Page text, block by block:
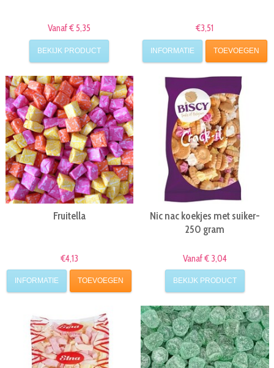
Vanaf € 5,35
BEKIJK PRODUCT
€3,51
INFORMATIE TOEVOEGEN
Fruitella
€4,13
INFORMATIE TOEVOEGEN
Nic nac koekjes met suiker-
250 gram
Vanaf € 3,04
BEKIJK PRODUCT